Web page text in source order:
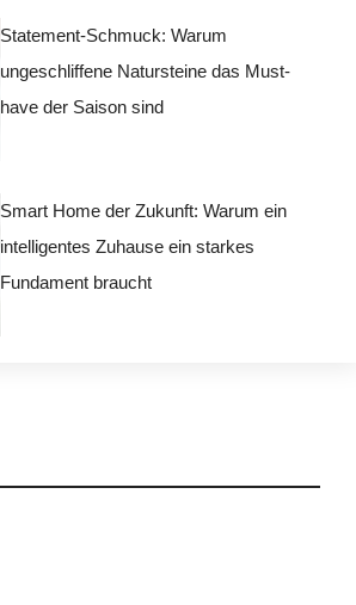
Statement-Schmuck: Warum
ungeschliffene Natursteine das Must-
have der Saison sind
Smart Home der Zukunft: Warum ein
intelligentes Zuhause ein starkes
Fundament braucht